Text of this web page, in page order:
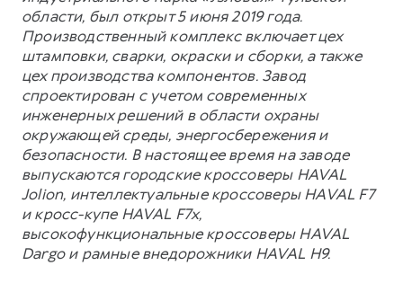
области, был открыт 5 июня 2019 года.
Производственный комплекс включает цех
штамповки, сварки, окраски и сборки, а также
цех производства компонентов. Завод
спроектирован с учетом современных
инженерных решений в области охраны
окружающей среды, энергосбережения и
безопасности. В настоящее время на заводе
выпускаются городские кроссоверы HAVAL
Jolion, интеллектуальные кроссоверы HAVAL F7
и кросс-купе HAVAL F7x,
высокофункциональные кроссоверы HAVAL
Dargo и рамные внедорожники HAVAL H9.